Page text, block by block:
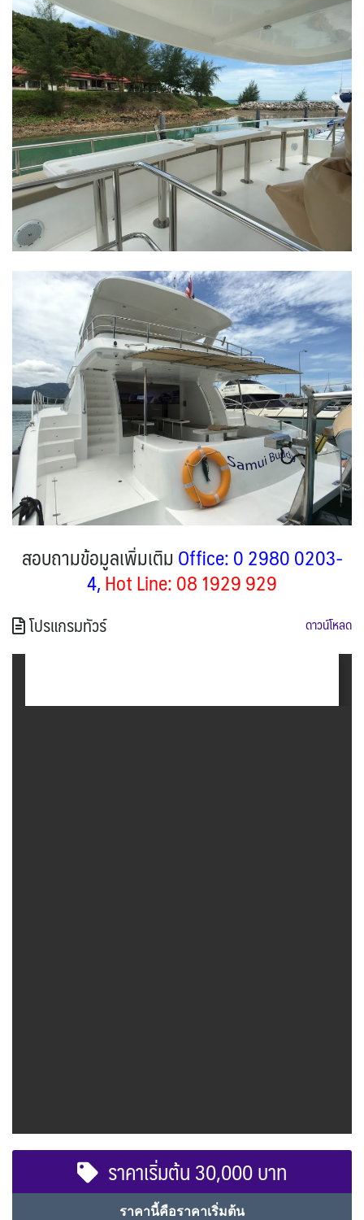
สอบถามข้อมูลเพิ่มเติม Office: 0 2980 0203-
4,Hot Line: 08 1929 929
โปรแกรมทัวร์ ดาวน์โหลด
ราคาเริ่มต้น 30,000 บาท
ราคานี้คือราคาเริ่มต้น